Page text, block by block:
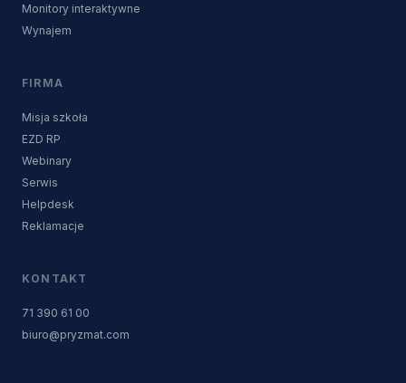
Monitory interaktywne
Wynajem
FIRMA
Misja szkoła
EZD RP
Webinary
Serwis
Helpdesk
Reklamacje
KONTAKT
71 390 61 00
biuro@pryzmat.com